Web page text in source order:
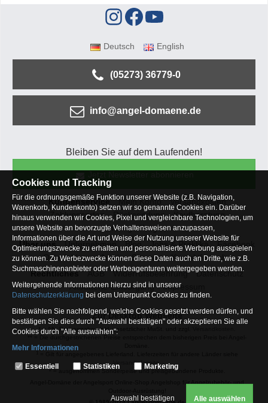
Deutsch English
(05273) 36779-0
info@angel-domaene.de
Bleiben Sie auf dem Laufenden!
Kundenservice Mein Konto
Versandkosten
Zahlungsarten
Rücksendung
Kaufberatung
Häufige Fragen
Über uns
Unternehmen Blog Jobs & Praktika
Facebook
Osterfeldsee
Archiv Sitemap
Kontaktformular
Rechtliches
AGB Widerrufsbelehrung
Datenschutz
Altbatterie-Entsorgung
Impressum
Zur Desktop Webseite
* = Alle Preisangaben inkl. gesetzlicher MwSt. und zzgl.
Versandinfoseite.
2= ausgenommen Sonderpeise und preisgebundene Produkte.
Angel-Domäne der Angelsport Online-Shop Angelshop für Angelzubehör- und
Cookies und Tracking
Für die ordnungsgemäße Funktion unserer Website (z.B. Navigation,
Warenkorb, Kundenkonto) setzen wir so genannte Cookies ein. Darüber
hinaus verwenden wir Cookies, Pixel und vergleichbare Technologien, um
unsere Website an bevorzugte Verhaltensweisen anzupassen,
Informationen über die Art und Weise der Nutzung unserer Website für
Optimierungszwecke zu erhalten und personalisierte Werbung ausspielen
zu können. Zu Werbezwecke können diese Daten auch an Dritte, wie z.B.
Suchmaschinenanbieter oder Werbeagenturen weitergegeben werden.
Weitergehende Informationen hierzu sind in unserer
Datenschutzerklärung bei dem Unterpunkt Cookies zu finden.
Bitte wählen Sie nachfolgend, welche Cookies gesetzt werden dürfen, und
bestätigen Sie dies durch "Auswahl bestätigen" oder akzeptieren Sie alle
Cookies durch "Alle auswählen":
Mehr Informationen
Essentiell
weshalb auf diese nicht verzichtet werden kann
Essentiell Statistiken Marketing
Auswahl bestätigen Alle auswählen